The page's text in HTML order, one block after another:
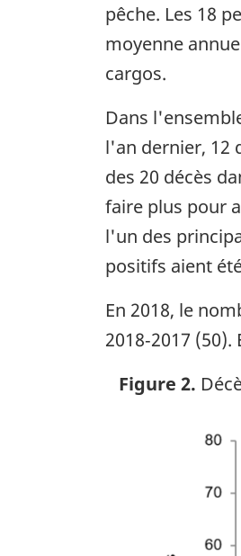
pêche. Les 18
moyenne
cargos.
Dans
l'an dernier, 12
des 20 décès
faire plus pour
l'un des
positifs aient
En 2018, le
2018‑2017
Figure 2.